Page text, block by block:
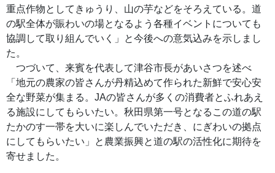
重点作物としてきゅうり、山の芋などをそろえている。道
の駅全体が賑わいの場となるよう各種イベントについても
協調して取り組んでいく」と今後への意気込みを示しまし
た。
つづいて、来賓を代表して津谷市長があいさつを述べ
「地元の農家の皆さんが丹精込めて作られた新鮮で安心安
全な野菜が集まる。JAの皆さんが多くの消費者とふれあえ
る施設にしてもらいたい。秋田県第一号となるこの道の駅
たかのす一帯を大いに楽しんでいただき、にぎわいの拠点
にしてもらいたい」と農業振興と道の駅の活性化に期待を
寄せました。